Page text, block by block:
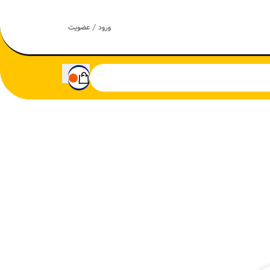
ورود / عضویت